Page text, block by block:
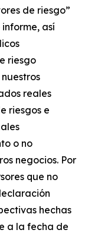
de riesgo”
así
riesgo
reales
riesgos e
o no
negocios. Por
que no
hechas
a la fecha de